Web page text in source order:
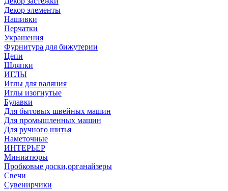
Декор элементы
Нашивки
Перчатки
Украшения
Фурнитура для бижутерии
Цепи
Шляпки
ИГЛЫ
Иглы для валяния
Иглы изогнутые
Булавки
Для бытовых швейных машин
Для промышленных машин
Для ручного шитья
Наметочные
ИНТЕРЬЕР
Миниатюры
Пробковые доски,органайзеры
Свечи
Сувенирчики